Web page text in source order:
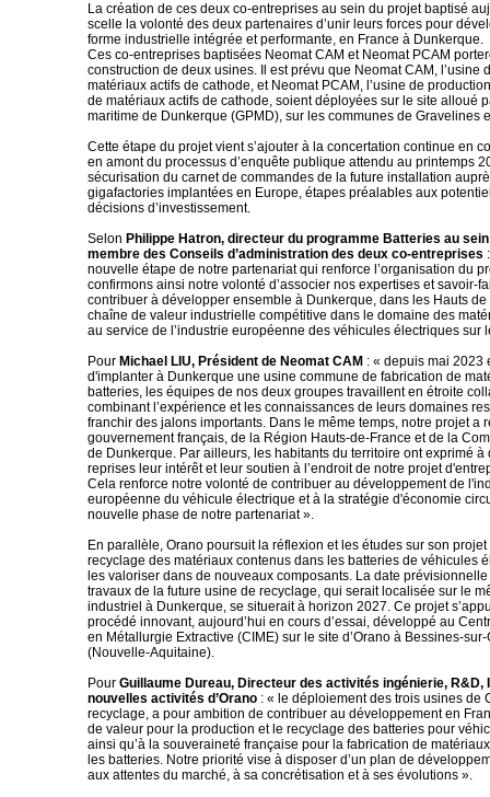
La création de ces deux co-entreprises au sein du projet baptisé
scelle la volonté des deux partenaires d’unir leurs forces pour
forme industrielle intégrée et performante, en France à Dunkerque.
Ces co-entreprises baptisées Neomat CAM et Neomat PCAM
construction de deux usines. Il est prévu que Neomat CAM, l’usine
matériaux actifs de cathode, et Neomat PCAM, l’usine de
de matériaux actifs de cathode, soient déployées sur le site alloué
maritime de Dunkerque (GPMD), sur les communes de Gravelines
Cette étape du projet vient s’ajouter à la concertation continue en
en amont du processus d’enquête publique attendu au printemps
sécurisation du carnet de commandes de la future installation
gigafactories implantées en Europe, étapes préalables aux
décisions d’investissement.
Selon Philippe Hatron, directeur du programme Batteries au sein
membre des Conseils d’administration des deux co-entreprises
nouvelle étape de notre partenariat qui renforce l’organisation du
confirmons ainsi notre volonté d’associer nos expertises et savoir-
contribuer à développer ensemble à Dunkerque, dans les Hauts de
chaîne de valeur industrielle compétitive dans le domaine des
au service de l’industrie européenne des véhicules électriques sur
Pour Michael LIU, Président de Neomat CAM : « depuis mai 2023
d'implanter à Dunkerque une usine commune de fabrication de
batteries, les équipes de nos deux groupes travaillent en étroite
combinant l’expérience et les connaissances de leurs domaines
franchir des jalons importants. Dans le même temps, notre projet a
gouvernement français, de la Région Hauts-de-France et de la
de Dunkerque. Par ailleurs, les habitants du territoire ont exprimé à
reprises leur intérêt et leur soutien à l’endroit de notre projet
Cela renforce notre volonté de contribuer au développement de
européenne du véhicule électrique et à la stratégie d'économie
nouvelle phase de notre partenariat ».
En parallèle, Orano poursuit la réflexion et les études sur son projet
recyclage des matériaux contenus dans les batteries de véhicules
les valoriser dans de nouveaux composants. La date
travaux de la future usine de recyclage, qui serait localisée sur le
industriel à Dunkerque, se situerait à horizon 2027. Ce projet
procédé innovant, aujourd’hui en cours d’essai, développé au
en Métallurgie Extractive (CIME) sur le site d’Orano à Bessines-
(Nouvelle-Aquitaine).
Pour Guillaume Dureau, Directeur des activités ingénierie, R&D,
nouvelles activités d’Orano : « le déploiement des trois usines de
recyclage, a pour ambition de contribuer au développement en
de valeur pour la production et le recyclage des batteries pour
ainsi qu’à la souveraineté française pour la fabrication de
les batteries. Notre priorité vise à disposer d’un plan de
aux attentes du marché, à sa concrétisation et à ses évolutions ».